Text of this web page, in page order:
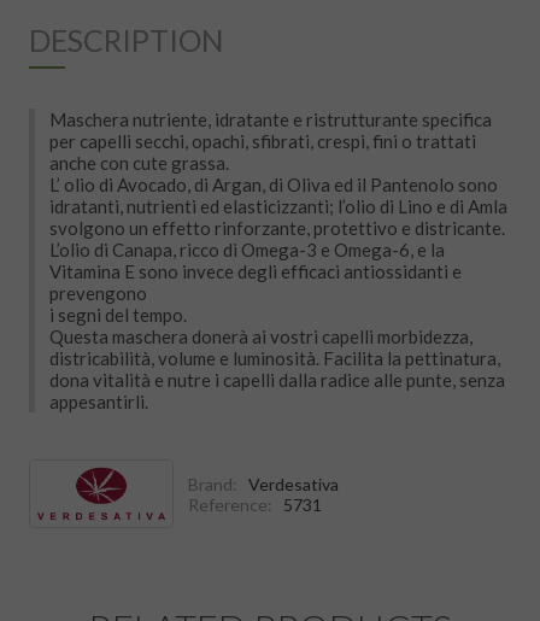
DESCRIPTION
Maschera nutriente, idratante e ristrutturante specifica
per capelli secchi, opachi, sfibrati, crespi, fini o trattati
anche con cute grassa.
L’ olio di Avocado, di Argan, di Oliva ed il Pantenolo sono
idratanti, nutrienti ed elasticizzanti; l’olio di Lino e di Amla
svolgono un effetto rinforzante, protettivo e districante.
L’olio di Canapa, ricco di Omega-3 e Omega-6, e la
Vitamina E sono invece degli efficaci antiossidanti e
prevengono
i segni del tempo.
Questa maschera donerà ai vostri capelli morbidezza,
districabilità, volume e luminosità. Facilita la pettinatura,
dona vitalità e nutre i capelli dalla radice alle punte, senza
appesantirli.
Brand:
Verdesativa
Reference:
5731